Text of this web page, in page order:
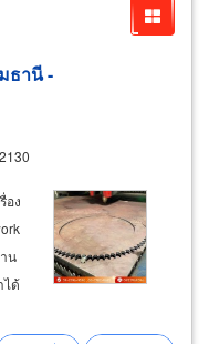
ธานี -
อง
น
ได้
ย
หรือ